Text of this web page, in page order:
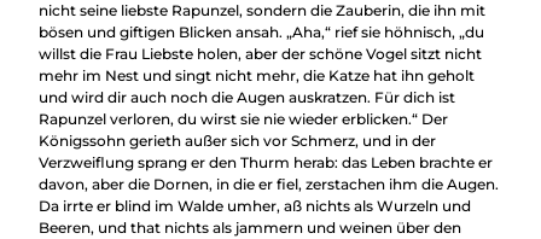
nicht seine liebste Rapunzel, sondern die Zauberin, die ihn mit
bösen und giftigen Blicken ansah. „Aha,“ rief sie höhnisch, „du
willst die Frau Liebste holen, aber der schöne Vogel sitzt nicht
mehr im Nest und singt nicht mehr, die Katze hat ihn geholt
und wird dir auch noch die Augen auskratzen. Für dich ist
Rapunzel verloren, du wirst sie nie wieder erblicken.“ Der
Königssohn gerieth außer sich vor Schmerz, und in der
Verzweiflung sprang er den Thurm herab: das Leben brachte er
davon, aber die Dornen, in die er fiel, zerstachen ihm die Augen.
Da irrte er blind im Walde umher, aß nichts als Wurzeln und
Beeren, und that nichts als jammern und weinen über den